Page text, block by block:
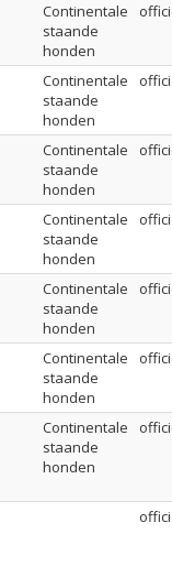
Continentale
staande
honden
Continentale
staande
honden
Continentale
staande
honden
Continentale
staande
honden
Continentale
staande
honden
Continentale
staande
honden
Continentale
staande
honden